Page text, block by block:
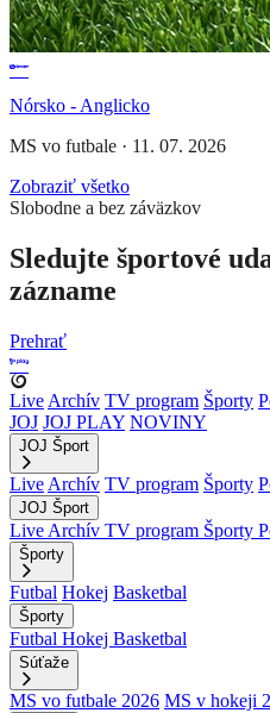
Nórsko - Anglicko
MS vo futbale · 11. 07. 2026
Zobraziť všetko
Slobodne a bez záväzkov
Sledujte športové
zázname
Prehrať
Live Archív TV program Športy
JOJ JOJ PLAY NOVINY
JOJ Šport
Live Archív TV program Športy
JOJ Šport
Live Archív TV program Športy
Športy
Futbal Hokej Basketbal
Športy
Futbal Hokej Basketbal
Súťaže
MS vo futbale 2026 MS v hokeji